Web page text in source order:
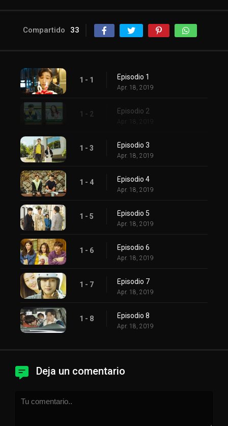
Compartido 33
1 - 1 Episodio 1
Apr. 18, 2019
1 - 2 Episodio 2
Apr. 18, 2019
1 - 3 Episodio 3
Apr. 18, 2019
1 - 4 Episodio 4
Apr. 18, 2019
1 - 5 Episodio 5
Apr. 18, 2019
1 - 6 Episodio 6
Apr. 18, 2019
1 - 7 Episodio 7
Apr. 18, 2019
1 - 8 Episodio 8
Apr. 18, 2019
Deja un comentario